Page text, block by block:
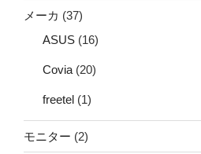
メーカ (37)
ASUS (16)
Covia (20)
freetel (1)
モニター (2)